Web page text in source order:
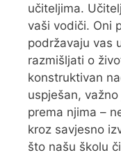
učiteljima.
vaši vodiči. Oni
podržavaju vas
razmišljati o
konstruktivan
uspješan,
prema njima –
kroz savjesno
što našu školu